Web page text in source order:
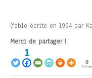
(fable écrite en 1994 par
Merci de partager !
1
0